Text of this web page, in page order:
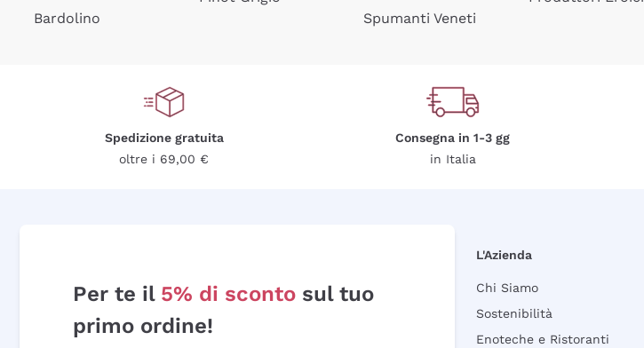
Bardolino
Spumanti Veneti
Spedizione gratuita
oltre i 69,00 €
Consegna in 1-3 gg
in Italia
Per te il 5% di sconto sul tuo
primo ordine!
L'Azienda
Chi Siamo
Sostenibilità
Enoteche e Ristoranti